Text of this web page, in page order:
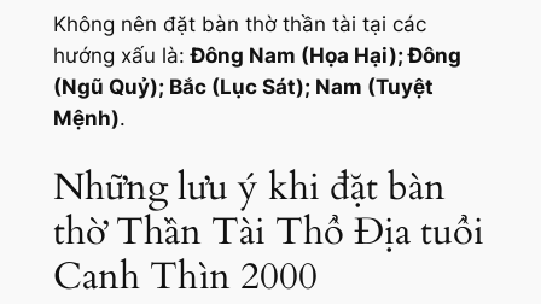
Không nên đặt bàn thờ thần tài tại các
hướng xấu là:Đông Nam (Họa Hại); Đông
(Ngũ Quỷ); Bắc (Lục Sát); Nam (Tuyệt
Mệnh).
Những lưu ý khi đặt bàn
thờ Thần Tài Thổ Địa tuổi
Canh Thìn 2000